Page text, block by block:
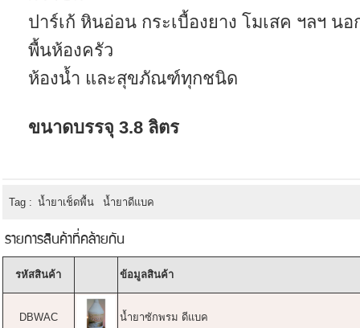
ปาร์เก้ หินอ่อน กระเบื้องยาง โมเสค ฯลฯ น
พื้นห้องครัว
ห้องน้ำ และสุขภัณฑ์ทุกชนิด
ขนาดบรรจุ 3.8 ลิตร
Tag : น้ำยาเช็ดพื้น น้ำยาดีแบค
รายการสินค้าที่คล้ายกัน
รหัสสินค้า ข้อมูลสินค้า
DBWAC น้ำยาซักพรม ดีแบค